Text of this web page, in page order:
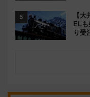
【
EL
り受